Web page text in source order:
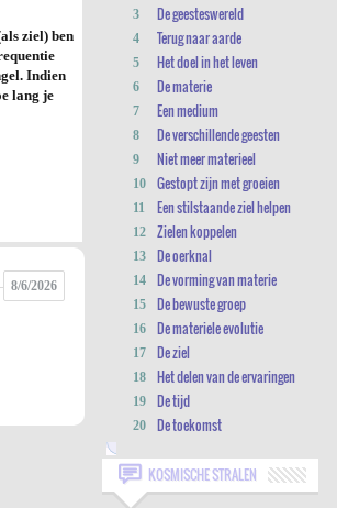
ziel) ben
Indien
lang je
8/6/2026
3 De geesteswereld
4 Terug naar aarde
5 Het doel in het leven
6 De materie
7 Een medium
8 De verschillende geesten
9 Niet meer materieel
10 Gestopt zijn met groeien
11 Een stilstaande ziel helpen
12 Zielen koppelen
13 De oerknal
14 De vorming van materie
15 De bewuste groep
16 De materiele evolutie
17 De ziel
18 Het delen van de ervaringen
19 De tijd
20 De toekomst
KOSMISCHE STRALEN